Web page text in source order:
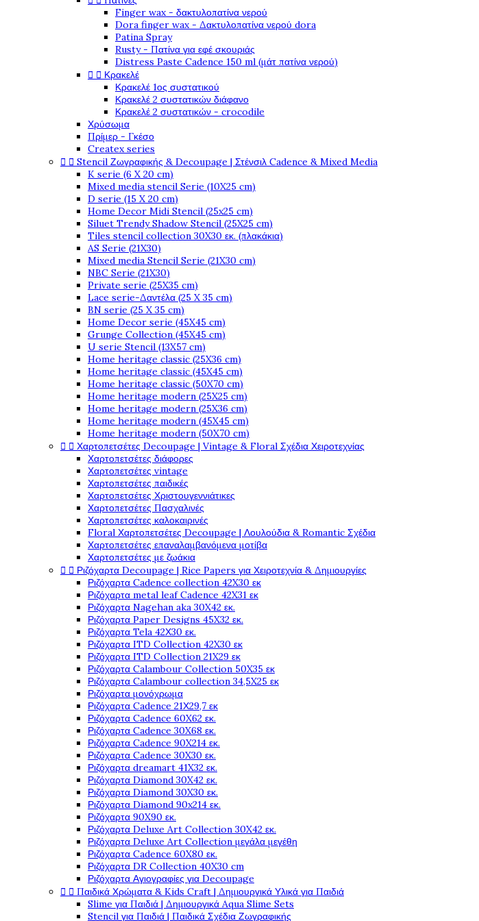
Finger wax - δακτυλοπατίνα νερού
Dora finger wax - Δακτυλοπατίνα νερού dora
Patina Spray
Rusty - Πατίνα για εφέ σκουριάς
Distress Paste Cadence 150 ml (μάτ πατίνα νερού)
  Κρακελέ
Κρακελέ 1ος συστατικού
Κρακελέ 2 συστατικών διάφανο
Κρακελέ 2 συστατικών - crocodile
Χρύσωμα
Πρίμερ - Γκέσο
Createx series
  Stencil Ζωγραφικής & Decoupage | Στένσιλ Cadence & Mixed Media
K serie (6 X 20 cm)
Mixed media stencil Serie (10X25 cm)
D serie (15 X 20 cm)
Home Decor Midi Stencil (25x25 cm)
Siluet Trendy Shadow Stencil (25X25 cm)
Tiles stencil collection 30X30 εκ. (πλακάκια)
AS Serie (21X30)
Mixed media Stencil Serie (21X30 cm)
NBC Serie (21X30)
Private serie (25X35 cm)
Lace serie-Δαντέλα (25 X 35 cm)
BN serie (25 X 35 cm)
Home Decor serie (45X45 cm)
Grunge Collection (45X45 cm)
U serie Stencil (13X57 cm)
Home heritage classic (25X36 cm)
Home heritage classic (45X45 cm)
Home heritage classic (50X70 cm)
Home heritage modern (25X25 cm)
Home heritage modern (25X36 cm)
Home heritage modern (45X45 cm)
Home heritage modern (50X70 cm)
  Χαρτοπετσέτες Decoupage | Vintage & Floral Σχέδια Χειροτεχνίας
Χαρτοπετσέτες διάφορες
Χαρτοπετσέτες vintage
Χαρτοπετσέτες παιδικές
Χαρτοπετσέτες Χριστουγεννιάτικες
Χαρτοπετσέτες Πασχαλινές
Χαρτοπετσέτες καλοκαιρινές
Floral Χαρτοπετσέτες Decoupage | Λουλούδια & Romantic Σχέδια
Χαρτοπετσέτες επαναλαμβανόμενα μοτίβα
Χαρτοπετσέτες με ζωάκια
  Ριζόχαρτα Decoupage | Rice Papers για Χειροτεχνία & Δημιουργίες
Ριζόχαρτα Cadence collection 42X30 εκ
Ριζόχαρτα metal leaf Cadence 42X31 εκ
Ριζόχαρτα Nagehan aka 30X42 εκ.
Ριζόχαρτα Paper Designs 45X32 εκ.
Ριζόχαρτα Tela 42Χ30 εκ.
Ριζόχαρτα ITD Collection 42X30 εκ
Ριζόχαρτα ITD Collection 21X29 εκ
Ριζόχαρτα Calambour Collection 50X35 εκ
Ριζόχαρτα Calambour collection 34,5X25 εκ
Ριζόχαρτα μονόχρωμα
Ριζόχαρτα Cadence 21Χ29,7 εκ
Ριζόχαρτα Cadence 60X62 εκ.
Ριζόχαρτα Cadence 30X68 εκ.
Ριζόχαρτα Cadence 90X214 εκ.
Ριζόχαρτα Cadence 30X30 εκ.
Ριζόχαρτα dreamart 41X32 εκ.
Ριζόχαρτα Diamond 30X42 εκ.
Ριζόχαρτα Diamond 30X30 εκ.
Ριζόχαρτα Diamond 90x214 εκ.
Ριζόχαρτα 90X90 εκ.
Ριζόχαρτα Deluxe Art Collection 30X42 εκ.
Ριζόχαρτα Deluxe Art Collection μεγάλα μεγέθη
Ριζόχαρτα Cadence 60X80 εκ.
Ριζόχαρτα DR Collection 40X30 cm
Ριζόχαρτα Αγιογραφίες για Decoupage
  Παιδικά Χρώματα & Kids Craft | Δημιουργικά Υλικά για Παιδιά
Slime για Παιδιά | Δημιουργικά Aqua Slime Sets
Stencil για Παιδιά | Παιδικά Σχέδια Ζωγραφικής